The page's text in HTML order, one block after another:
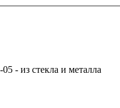
из стекла и металла